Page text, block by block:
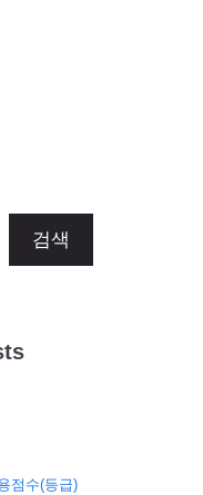
검색
점수(등급)